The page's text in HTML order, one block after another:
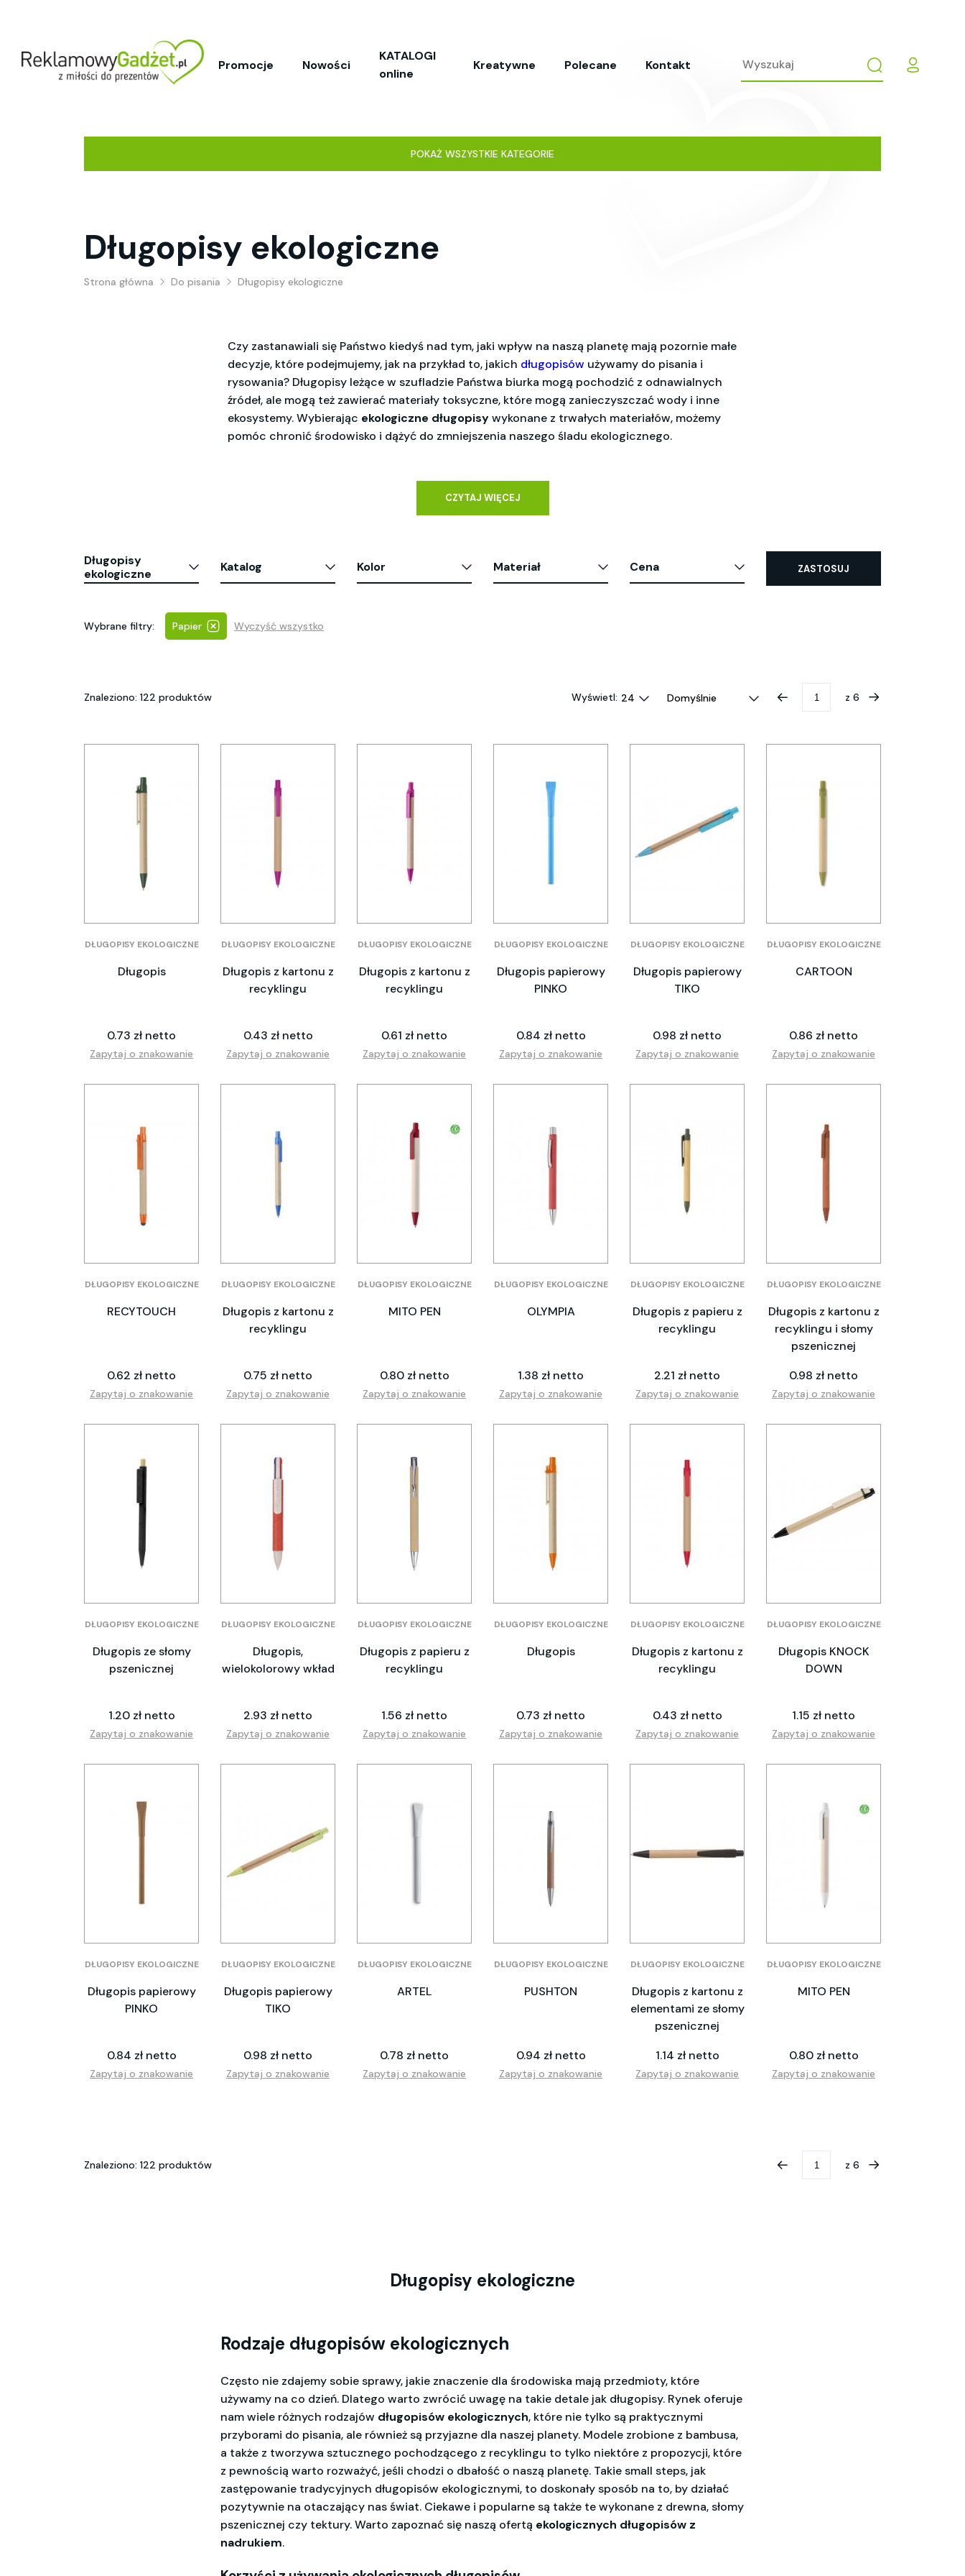
Promocje Nowości
KATALOGI
online
Kreatywne Polecane Kontakt
POKAŻ WSZYSTKIE KATEGORIE
Długopisy ekologiczne
Strona główna Do pisania Długopisy ekologiczne
Czy zastanawiali się Państwo kiedyś nad tym, jaki wpływ na naszą planetę mają pozornie małe
decyzje, które podejmujemy, jak na przykład to, jakich długopisów używamy do pisania i
rysowania? Długopisy leżące w szufladzie Państwa biurka mogą pochodzić z odnawialnych
źródeł, ale mogą też zawierać materiały toksyczne, które mogą zanieczyszczać wody i inne
ekosystemy. Wybierając ekologiczne długopisywykonane z trwałych materiałów, możemy
pomóc chronić środowisko i dążyć do zmniejszenia naszego śladu ekologicznego.
CZYTAJ WIĘCEJ
Długopisy
ekologiczne
Katalog Kolor Materiał Cena ZASTOSUJ
Wybrane filtry: Papier Wyczyść wszystko
Znaleziono: 122 produktów Wyświetl: z 6
DŁUGOPISY EKOLOGICZNE
Długopis
0.73 zł netto
Zapytaj o znakowanie
DŁUGOPISY EKOLOGICZNE
Długopis z kartonu z
recyklingu
0.43 zł netto
Zapytaj o znakowanie
DŁUGOPISY EKOLOGICZNE
Długopis z kartonu z
recyklingu
0.61 zł netto
Zapytaj o znakowanie
DŁUGOPISY EKOLOGICZNE
Długopis papierowy
PINKO
0.84 zł netto
Zapytaj o znakowanie
DŁUGOPISY EKOLOGICZNE
Długopis papierowy
TIKO
0.98 zł netto
Zapytaj o znakowanie
DŁUGOPISY EKOLOGICZNE
CARTOON
0.86 zł netto
Zapytaj o znakowanie
DŁUGOPISY EKOLOGICZNE
RECYTOUCH
0.62 zł netto
Zapytaj o znakowanie
DŁUGOPISY EKOLOGICZNE
Długopis z kartonu z
recyklingu
0.75 zł netto
Zapytaj o znakowanie
DŁUGOPISY EKOLOGICZNE
MITO PEN
0.80 zł netto
Zapytaj o znakowanie
DŁUGOPISY EKOLOGICZNE
OLYMPIA
1.38 zł netto
Zapytaj o znakowanie
DŁUGOPISY EKOLOGICZNE
Długopis z papieru z
recyklingu
2.21 zł netto
Zapytaj o znakowanie
DŁUGOPISY EKOLOGICZNE
Długopis z kartonu z
recyklingu i słomy
pszenicznej
0.98 zł netto
Zapytaj o znakowanie
DŁUGOPISY EKOLOGICZNE
Długopis ze słomy
pszenicznej
1.20 zł netto
Zapytaj o znakowanie
DŁUGOPISY EKOLOGICZNE
Długopis,
wielokolorowy wkład
2.93 zł netto
Zapytaj o znakowanie
DŁUGOPISY EKOLOGICZNE
Długopis z papieru z
recyklingu
1.56 zł netto
Zapytaj o znakowanie
DŁUGOPISY EKOLOGICZNE
Długopis
0.73 zł netto
Zapytaj o znakowanie
DŁUGOPISY EKOLOGICZNE
Długopis z kartonu z
recyklingu
0.43 zł netto
Zapytaj o znakowanie
DŁUGOPISY EKOLOGICZNE
Długopis KNOCK
DOWN
1.15 zł netto
Zapytaj o znakowanie
DŁUGOPISY EKOLOGICZNE
Długopis papierowy
PINKO
0.84 zł netto
Zapytaj o znakowanie
DŁUGOPISY EKOLOGICZNE
Długopis papierowy
TIKO
0.98 zł netto
Zapytaj o znakowanie
DŁUGOPISY EKOLOGICZNE
ARTEL
0.78 zł netto
Zapytaj o znakowanie
DŁUGOPISY EKOLOGICZNE
PUSHTON
0.94 zł netto
Zapytaj o znakowanie
DŁUGOPISY EKOLOGICZNE
Długopis z kartonu z
elementami ze słomy
pszenicznej
1.14 zł netto
Zapytaj o znakowanie
DŁUGOPISY EKOLOGICZNE
MITO PEN
0.80 zł netto
Zapytaj o znakowanie
Znaleziono: 122 produktów z 6
Długopisy ekologiczne
Rodzaje długopisów ekologicznych
Często nie zdajemy sobie sprawy, jakie znaczenie dla środowiska mają przedmioty, które
używamy na co dzień. Dlatego warto zwrócić uwagę na takie detale jak długopisy. Rynek oferuje
nam wiele różnych rodzajów długopisów ekologicznych, które nie tylko są praktycznymi
przyborami do pisania, ale również są przyjazne dla naszej planety. Modele zrobione z bambusa,
a także z tworzywa sztucznego pochodzącego z recyklingu to tylko niektóre z propozycji, które
z pewnością warto rozważyć, jeśli chodzi o dbałość o naszą planetę. Takie small steps, jak
zastępowanie tradycyjnych długopisów ekologicznymi, to doskonały sposób na to, by działać
pozytywnie na otaczający nas świat. Ciekawe i popularne są także te wykonane z drewna, słomy
pszenicznej czy tektury. Warto zapoznać się naszą ofertą ekologicznych długopisów z
nadrukiem.